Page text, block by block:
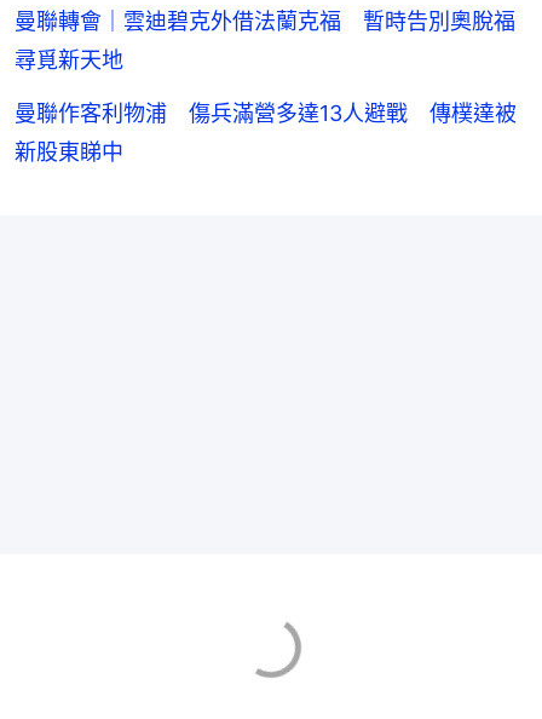
曼聯轉會｜雲迪碧克外借法蘭克福 暫時告別奧脫福
尋覓新天地
曼聯作客利物浦 傷兵滿營多達13人避戰 傳樸達被
新股東睇中